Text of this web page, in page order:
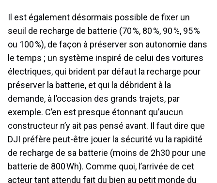
Il est également désormais possible de fixer un
seuil de recharge de batterie (70 %, 80 %, 90 %, 95 %
ou 100 %), de façon à préserver son autonomie dans
le temps ; un système inspiré de celui des voitures
électriques, qui brident par défaut la recharge pour
préserver la batterie, et qui la débrident à la
demande, à l’occasion des grands trajets, par
exemple. C’en est presque étonnant qu’aucun
constructeur n’y ait pas pensé avant. Il faut dire que
DJI préfère peut-être jouer la sécurité vu la rapidité
de recharge de sa batterie (moins de 2h30 pour une
batterie de 800 Wh). Comme quoi, l’arrivée de cet
acteur tant attendu fait du bien au petit monde du